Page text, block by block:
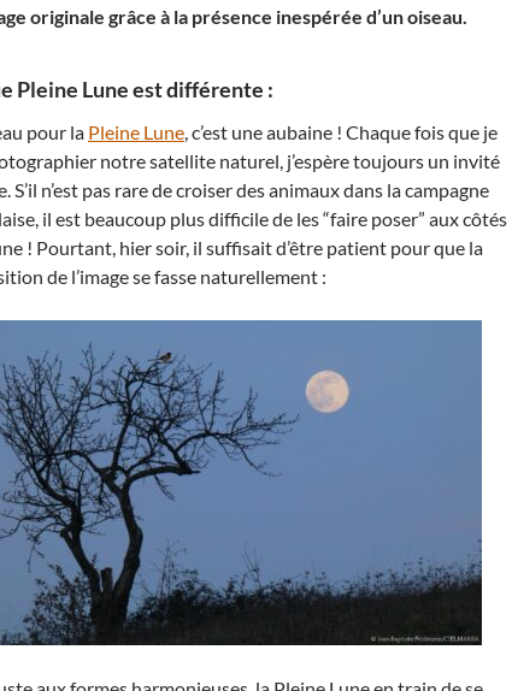
originale grâce à la présence inespérée d’un oiseau.
Pleine Lune est différente :
pour la Pleine Lune, c’est une aubaine ! Chaque fois que je
notre satellite naturel, j’espère toujours un invité
S’il n’est pas rare de croiser des animaux dans la campagne
il est beaucoup plus difficile de les “faire poser” aux côtés
! Pourtant, hier soir, il suffisait d’être patient pour que la
de l’image se fasse naturellement :